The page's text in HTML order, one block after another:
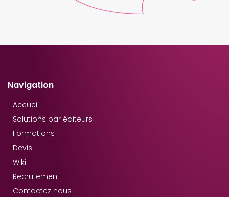
Navigation
Accueil
Solutions par éditeurs
Formations
Devis
Wiki
Recrutement
Contactez nous